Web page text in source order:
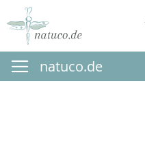
Direkt
zum
Inhalt
natuco.de